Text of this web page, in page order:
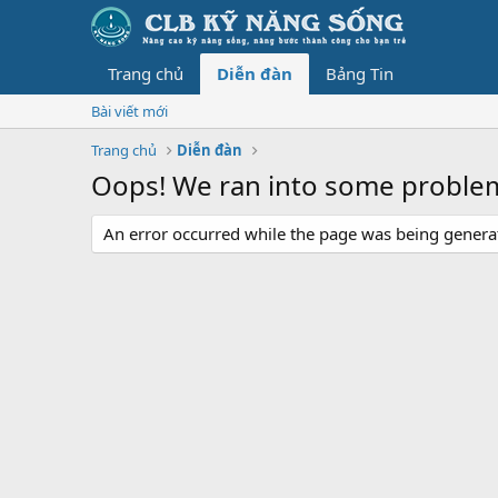
Trang chủ Diễn đàn Bảng Tin
Bài viết mới
Trang chủ
Diễn đàn
Oops! We ran into some
An error occurred while the page was being